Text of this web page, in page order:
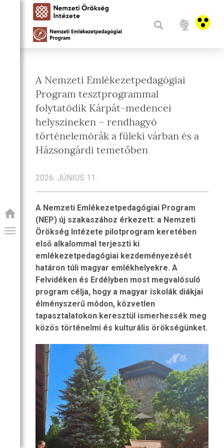
A Nemzeti Emlékezetpedagógiai
Program tesztprogrammal
folytatódik Kárpát-medencei
helyszíneken – rendhagyó
történelemórák a füleki várban és a
Házsongárdi temetőben
2026. JÚNIUS 11.
A Nemzeti Emlékezetpedagógiai Program
(NEP) új szakaszához érkezett: a Nemzeti
Örökség Intézete pilotprogram keretében
első alkalommal terjeszti ki
emlékezetpedagógiai kezdeményezését
határon túli magyar emlékhelyekre. A
Felvidéken és Erdélyben most megvalósuló
program célja, hogy a magyar iskolák diákjai
élményszerű módon, közvetlen
tapasztalatokon keresztül ismerhessék meg
közös történelmi és kulturális örökségünket.